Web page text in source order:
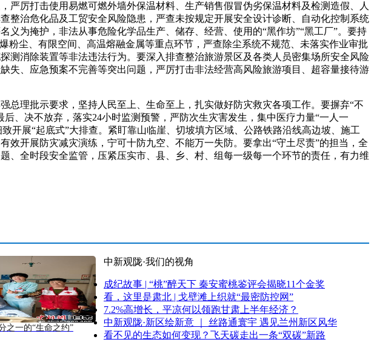
厉打击使用易燃可燃外墙外保温材料、生产销售假冒伪劣保温材料及检测造假、人
整治危化品及工贸安全风险隐患，严查未按规定开展安全设计诊断、自动化控制系统
为掩护，非法从事危险化学品生产、储存、经营、使用的“黑作坊”“黑工厂”。要持
尘、有限空间、高温熔融金属等重点环节，严查除尘系统不规范、未落实作业审批
消除装置等非法违法行为。要深入排查整治旅游景区及各类人员密集场所安全风险
失、应急预案不完善等突出问题，严厉打击非法经营高风险旅游项目、超容量接待游
理批示要求，坚持人民至上、生命至上，扎实做好防灾救灾各项工作。要摒弃“不
、决不放弃，落实24小时监测预警，严防次生灾害发生，集中医疗力量“一人一
开展“起底式”大排查。紧盯靠山临崖、切坡填方区域、公路铁路沿线高边坡、施工
开展防灾减灾演练，宁可十防九空、不能万一失防。要拿出“守土尽责”的担当，全
全时段安全监管，压紧压实市、县、乡、村、组每一级每一个环节的责任，有力维
之一的“生命之约”
中新观陇·我们的视角
成纪故事 | “桃”醉天下 秦安蜜桃鉴评会揭晓11个金奖
看，这里是肃北 | 戈壁滩上织就“最密防控网”
7.2%高增长，平凉何以领跑甘肃上半年经济？
中新观陇·新区绘新意 ｜ 丝路通寰宇 遇见兰州新区风华
看不见的生态如何变现？飞天碳走出一条“双碳”新路